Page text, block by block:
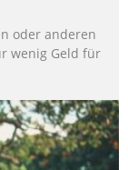
oder anderen
wenig Geld für